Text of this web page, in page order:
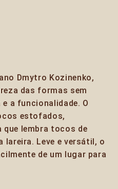
Dmytro Kozinenko,
das formas sem
a funcionalidade. O
estofados,
lembra tocos de
lareira. Leve e versátil, o
de um lugar para